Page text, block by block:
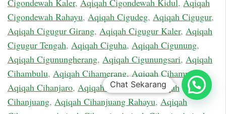
Cigondewah Kaler, Aqiqah Cigondewah Kidul, Aqiqah
Cigondewah Rahayu, Aqiqah Cigudeg, Aqiqah Cigugur,
Aqiqah Cigugur Girang, Aqiqah Cigugur Kaler, Aqiqah
Cigugur Tengah, Aqiqah Ciguha, Aqiqah Cigunung,
Aqiqah Cigunungherang, Aqiqah Cigunungsari, Aqiqah
Cihambulu, Aqiqah Cihamerang,Aqiqah Cihampelas,
Aqiqah Cihanjaro, Aqiqah Cihanjawar,Aqiqah
Cihanjuang, Aqiqah Cihanjuang Rahayu, Aqiqah
Chat Sekarang